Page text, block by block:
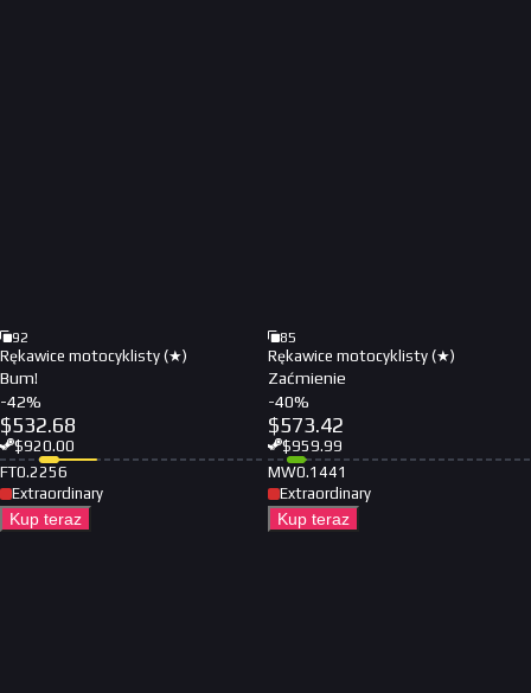
92
Rękawice motocyklisty (★)
Bum!
-42%
$532.68
$920.00
FT0.2256
Extraordinary
Kup teraz
85
Rękawice motocyklisty (★)
Zaćmienie
-40%
$573.42
$959.99
MW0.1441
Extraordinary
Kup teraz